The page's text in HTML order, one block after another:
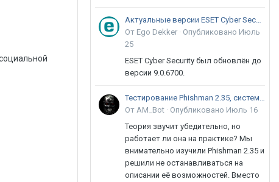
Актуальные версии ESET Cyber Security 9
От Ego Dekker · Опубликовано Июль
25
ESET Cyber Security был обновлён до
версии 9.0.6700.
Тестирование Phishman 2.35, системы повышения осведомлённости пользователей в сфере ИБ
От AM_Bot · Опубликовано Июль 16
Теория звучит убедительно, но
работает ли она на практике? Мы
внимательно изучили Phishman 2.35 и
решили не останавливаться на
описании её возможностей. Вместо